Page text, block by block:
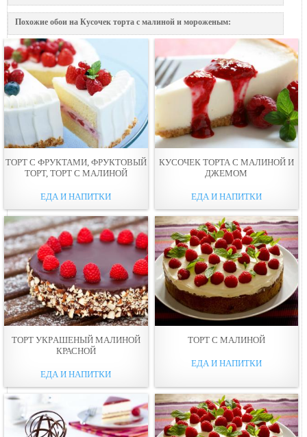
Похожие обои на Кусочек торта с малиной и мороженым:
ТОРТ С ФРУКТАМИ, ФРУКТОВЫЙ
ТОРТ, ТОРТ С МАЛИНОЙ
ЕДА И НАПИТКИ
КУСОЧЕК ТОРТА С МАЛИНОЙ И
ДЖЕМОМ
ЕДА И НАПИТКИ
ТОРТ УКРAШЕНЫЙ МАЛИНОЙ
КРАСНОЙ
ЕДА И НАПИТКИ
ТОРТ С МАЛИНОЙ
ЕДА И НАПИТКИ